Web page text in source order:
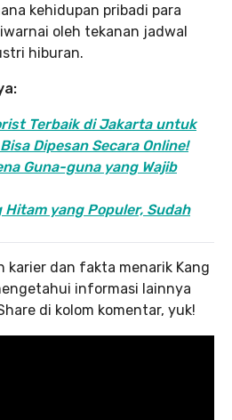
kehidupan pribadi para
oleh tekanan jadwal
hiburan.
Terbaik di Jakarta untuk
Dipesan Secara Online!
Guna-guna yang Wajib
Hitam yang Populer, Sudah
karier dan fakta menarik Kang
informasi lainnya
di kolom komentar, yuk!